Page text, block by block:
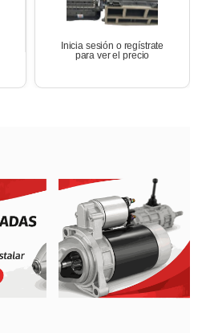
Inicia sesión o regístrate
para ver el precio